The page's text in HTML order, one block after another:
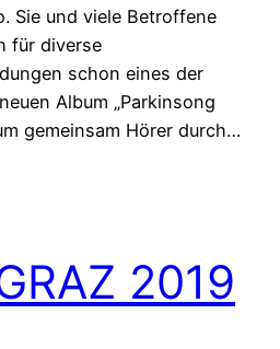
Sie und viele Betroffene
für diverse
schon eines der
Album „Parkinsong
gemeinsam Hörer durch…
2019